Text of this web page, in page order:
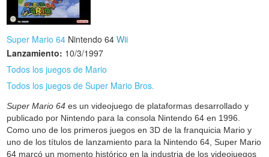
Super Mario 64 Nintendo 64 Wii
Lanzamiento: 10/3/1997
Todos los juegos de Mario
Todos los juegos de Super Mario Bros.
Super Mario 64 es un videojuego de plataformas desarrollado y
publicado por Nintendo para la consola Nintendo 64 en 1996.
Como uno de los primeros juegos en 3D de la franquicia Mario y
uno de los títulos de lanzamiento para la Nintendo 64, Super Mario
64 marcó un momento histórico en la industria de los videojuegos